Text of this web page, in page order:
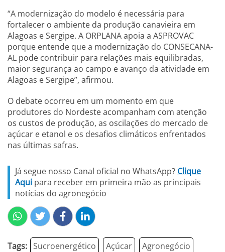
“A modernização do modelo é necessária para
fortalecer o ambiente da produção canavieira em
Alagoas e Sergipe. A ORPLANA apoia a ASPROVAC
porque entende que a modernização do CONSECANA-
AL pode contribuir para relações mais equilibradas,
maior segurança ao campo e avanço da atividade em
Alagoas e Sergipe”, afirmou.
O debate ocorreu em um momento em que
produtores do Nordeste acompanham com atenção
os custos de produção, as oscilações do mercado de
açúcar e etanol e os desafios climáticos enfrentados
nas últimas safras.
Já segue nosso Canal oficial no WhatsApp? Clique
Aqui para receber em primeira mão as principais
notícias do agronegócio
Tags: Sucroenergético Açúcar
Agronegócio